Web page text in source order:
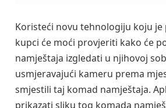
Koristeći novu tehnologiju koju je
kupci će moći provjeriti kako će
namještaja izgledati u njihovoj
usmjeravajući kameru prema
smjestili taj komad namještaja.
prikazati sliku tog komada